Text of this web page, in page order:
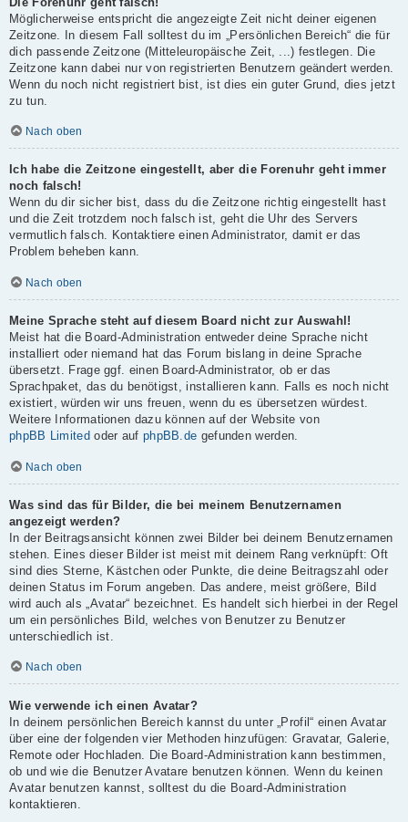
Möglicherweise entspricht die angezeigte Zeit nicht deiner eigenen
Zeitzone. In diesem Fall solltest du im „Persönlichen Bereich“ die für
dich passende Zeitzone (Mitteleuropäische Zeit, ...) festlegen. Die
Zeitzone kann dabei nur von registrierten Benutzern geändert werden.
Wenn du noch nicht registriert bist, ist dies ein guter Grund, dies jetzt
zu tun.
Nach oben
Ich habe die Zeitzone eingestellt, aber die Forenuhr geht immer
noch falsch!
Wenn du dir sicher bist, dass du die Zeitzone richtig eingestellt hast
und die Zeit trotzdem noch falsch ist, geht die Uhr des Servers
vermutlich falsch. Kontaktiere einen Administrator, damit er das
Problem beheben kann.
Nach oben
Meine Sprache steht auf diesem Board nicht zur Auswahl!
Meist hat die Board-Administration entweder deine Sprache nicht
installiert oder niemand hat das Forum bislang in deine Sprache
übersetzt. Frage ggf. einen Board-Administrator, ob er das
Sprachpaket, das du benötigst, installieren kann. Falls es noch nicht
existiert, würden wir uns freuen, wenn du es übersetzen würdest.
Weitere Informationen dazu können auf der Website von
phpBB Limited oder auf phpBB.de gefunden werden.
Nach oben
Was sind das für Bilder, die bei meinem Benutzernamen
angezeigt werden?
In der Beitragsansicht können zwei Bilder bei deinem Benutzernamen
stehen. Eines dieser Bilder ist meist mit deinem Rang verknüpft: Oft
sind dies Sterne, Kästchen oder Punkte, die deine Beitragszahl oder
deinen Status im Forum angeben. Das andere, meist größere, Bild
wird auch als „Avatar“ bezeichnet. Es handelt sich hierbei in der Regel
um ein persönliches Bild, welches von Benutzer zu Benutzer
unterschiedlich ist.
Nach oben
Wie verwende ich einen Avatar?
In deinem persönlichen Bereich kannst du unter „Profil“ einen Avatar
über eine der folgenden vier Methoden hinzufügen: Gravatar, Galerie,
Remote oder Hochladen. Die Board-Administration kann bestimmen,
ob und wie die Benutzer Avatare benutzen können. Wenn du keinen
Avatar benutzen kannst, solltest du die Board-Administration
kontaktieren.